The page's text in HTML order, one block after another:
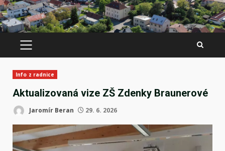
PRIMARY
Info z radnice
Aktualizovaná vize ZŠ Zdenky Braunerové
Jaromír Beran 29. 6. 2026